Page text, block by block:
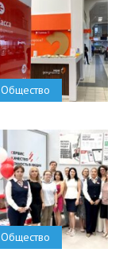
Общество
Общество